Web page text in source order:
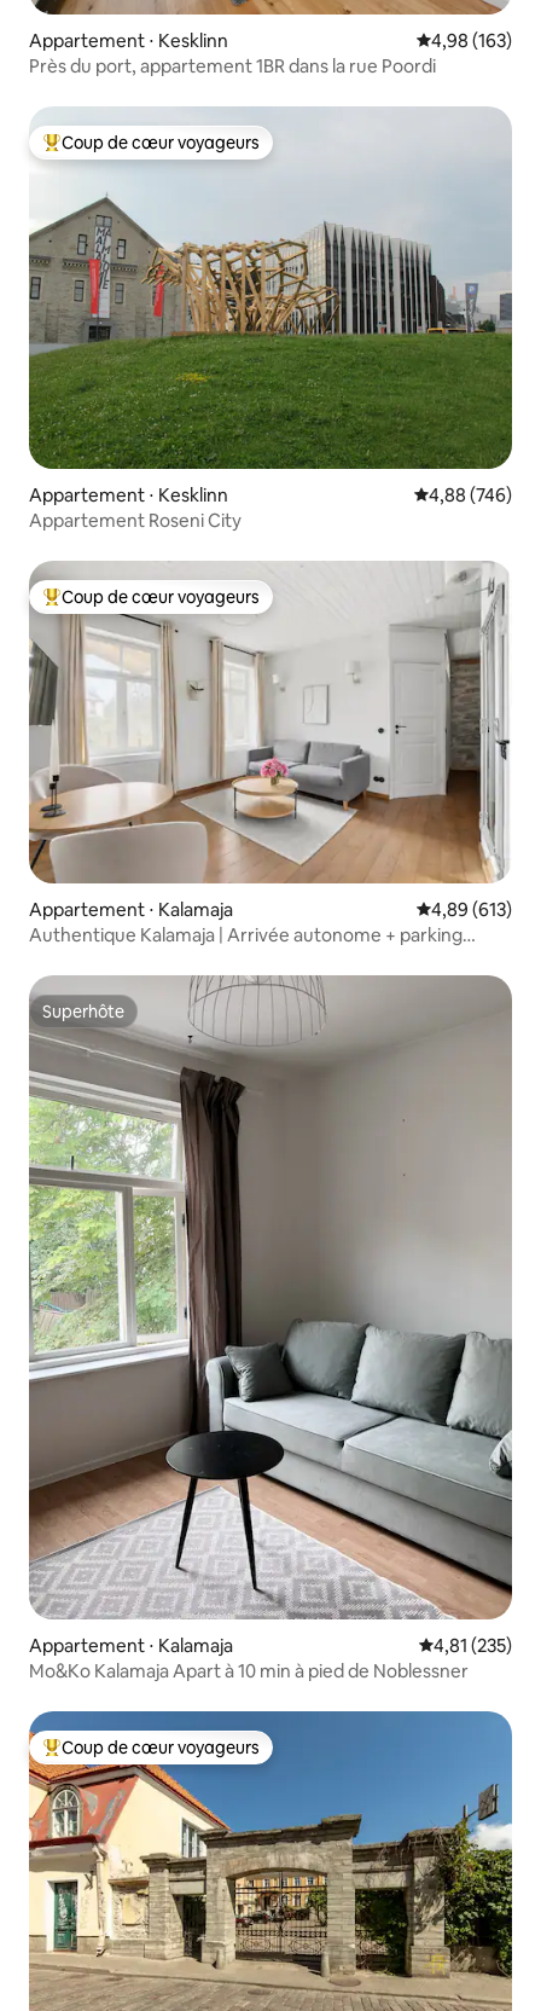
Appartement ⋅ Kesklinn Évaluation
4,98 (163)
Près du port, appartement 1BR dans la rue Poordi
Coups de cœur voyageurs les plus appréciés
Coup de cœur voyageurs
Appartement ⋅ Kesklinn Évaluation
4,88 (746)
Appartement Roseni City
Coups de cœur voyageurs les plus appréciés
Coup de cœur voyageurs
Appartement ⋅ Kalamaja Évaluation
4,89 (613)
Authentique Kalamaja | Arrivée autonome + parking
Superhôte
Superhôte
Appartement ⋅ Kalamaja Évaluation
4,81 (235)
Mo&Ko Kalamaja Apart à 10 min à pied de Noblessner
Coups de cœur voyageurs les plus appréciés
Coup de cœur voyageurs